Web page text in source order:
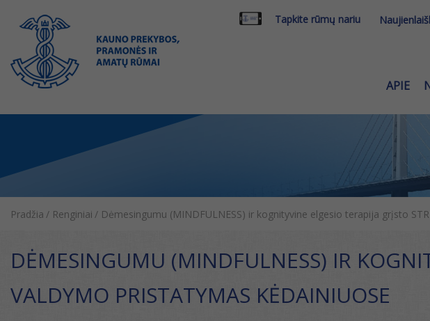
Tapkite rūmų nariu
APIE
Pradžia / Renginiai / Dėmesingumu (MINDFULNESS) ir kognityvine elgesio terapija grįsto
DĖMESINGUMU (MINDFULNESS) IR
VALDYMO PRISTATYMAS KĖDAINIUOSE